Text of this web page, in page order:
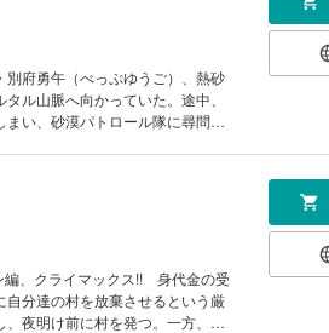
府勇午（べっぷゆうご）、熱砂
ル山脈へ向かっていた。途中、
い、砂漠パトロール隊に尋問を
、クライマックス!! 身代金の受
分達の村を放棄させるという厳
夜明け前に村を発つ。一方、勇